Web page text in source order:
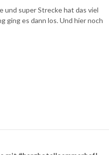
und super Strecke hat das viel
ging es dann los. Und hier noch